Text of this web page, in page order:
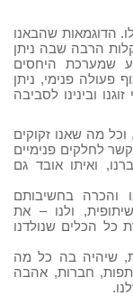
הדוגמאות שהבאנו
הרבה שבה ניתן
שמערכת היחסים
פעולה פנימי, ניתן
ובינינו לסביבה
מה שאנו זקוקים
לחלקים פנימיים
ואיתו אובד גם
והכרה בחשיבותם
ולנו – את
כל הכלים שנולדנו
שיהיה בה כל מה
חברות, אהבה